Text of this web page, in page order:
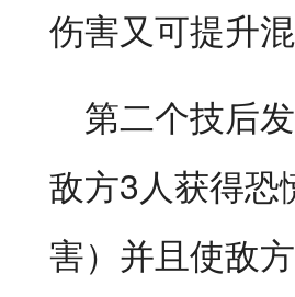
伤害又可提升
第二个技后
敌方3人获得恐
害）并且使敌